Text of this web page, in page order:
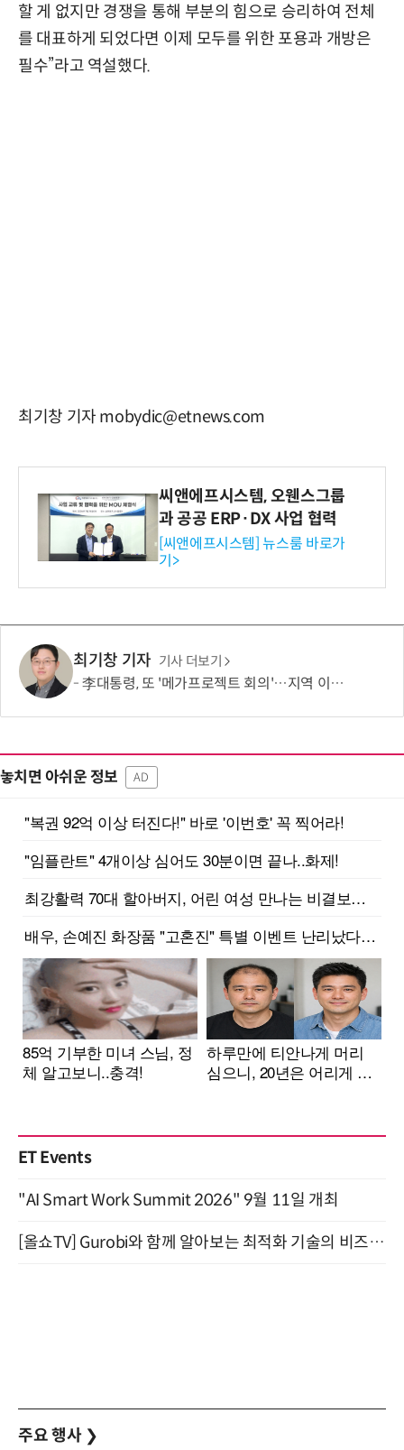
할 게 없지만 경쟁을 통해 부분의 힘으로 승리하여 전체
를 대표하게 되었다면 이제 모두를 위한 포용과 개방은
필수”라고 역설했다.
최기창 기자 mobydic@etnews.com
씨앤에프시스템, 오웬스그룹
과 공공 ERP·DX 사업 협력
[씨앤에프시스템] 뉴스룸 바로가
기>
최기창 기자 기사 더보기
李대통령, 또 '메가프로젝트 회의'…지역 이기주의·주 52시간제 해법 주목
놓치면 아쉬운 정보 AD
ET Events
"AI Smart Work Summit 2026" 9월 11일 개최
[올쇼TV] Gurobi와 함께 알아보는 최적화 기술의 비즈니스 활용 (8월 20일 생방송)
주요 행사 ❯